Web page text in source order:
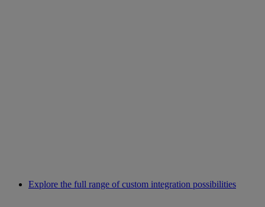
Explore the full range of custom integration possibilities